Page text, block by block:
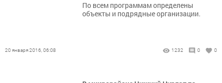
По всем программам определены
объекты и подрядные организации.
20 января 2016, 06:08 1232 0 0